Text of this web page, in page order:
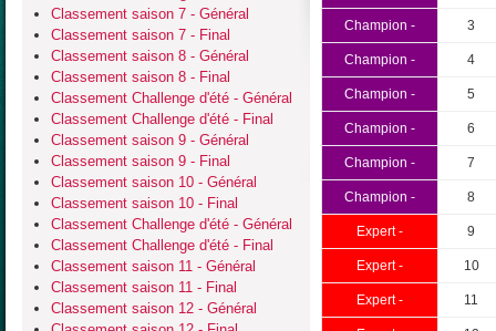
Classement saison 7 - Général
Classement saison 7 - Final
Classement saison 8 - Général
Classement saison 8 - Final
Classement Challenge d'été - Général
Classement Challenge d'été - Final
Classement saison 9 - Général
Classement saison 9 - Final
Classement saison 10 - Général
Classement saison 10 - Final
Classement Challenge d'été - Général
Classement Challenge d'été - Final
Classement saison 11 - Général
Classement saison 11 - Final
Classement saison 12 - Général
Champion - 3
Champion - 4
Champion - 5
Champion - 6
Champion - 7
Champion - 8
Expert - 9
Expert - 10
Expert - 11